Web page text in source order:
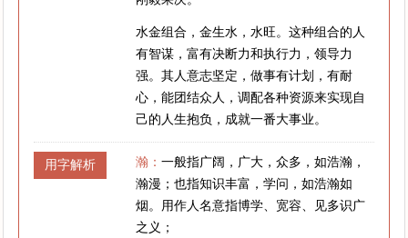
水金组合，金生水，水旺。这种组合的人
有智谋，富有决断力和执行力，领导力
强。其人意志坚定，做事有计划，有耐
心，能团结众人，调配各种资源来实现自
己的人生抱负，成就一番大事业。
用字解析 瀚：一般指广阔，广大，众多，如浩瀚，
瀚漫；也指知识丰富，学问，如浩瀚如
烟。用作人名意指博学、宽容、见多识广
之义；